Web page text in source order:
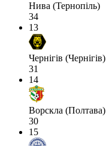
Нива (Тернопіль)
34
13
Чернігів (Чернігів)
31
14
Ворскла (Полтава)
30
15